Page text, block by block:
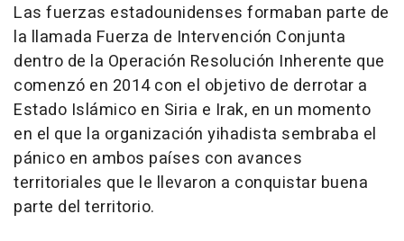
Las fuerzas estadounidenses formaban parte de
la llamada Fuerza de Intervención Conjunta
dentro de la Operación Resolución Inherente que
comenzó en 2014 con el objetivo de derrotar a
Estado Islámico en Siria e Irak, en un momento
en el que la organización yihadista sembraba el
pánico en ambos países con avances
territoriales que le llevaron a conquistar buena
parte del territorio.